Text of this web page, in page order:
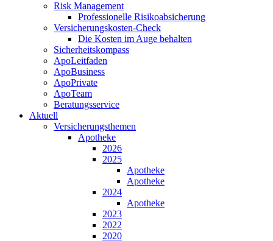
Risk Management
Professionelle Risikoabsicherung
Versicherungskosten-Check
Die Kosten im Auge behalten
Sicherheitskompass
ApoLeitfaden
ApoBusiness
ApoPrivate
ApoTeam
Beratungsservice
Aktuell
Versicherungsthemen
Apotheke
2026
2025
Apotheke
Apotheke
2024
Apotheke
2023
2022
2020